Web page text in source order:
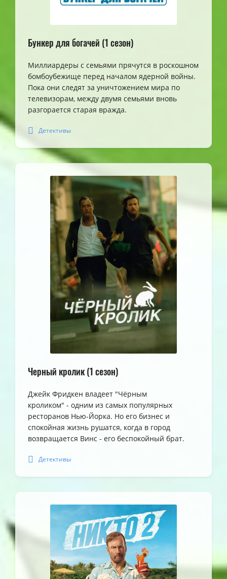
Бункер для богачей (1 сезон)
Миллиардеры с семьями прячутся в роскошном
бомбоубежище перед началом ядерной войны.
Пока они следят за уничтожением мира по
телевизорам, между двумя семьями вновь
разгорается старая вражда.
Детективы
Черный кролик (1 сезон)
Джейк Фридкен владеет "Чёрным
кроликом" - одним из самых популярных
ресторанов Нью-Йорка. Но его бизнес и
спокойная жизнь рушатся, когда в город
возвращается Винс - его беспокойный брат.
Детективы